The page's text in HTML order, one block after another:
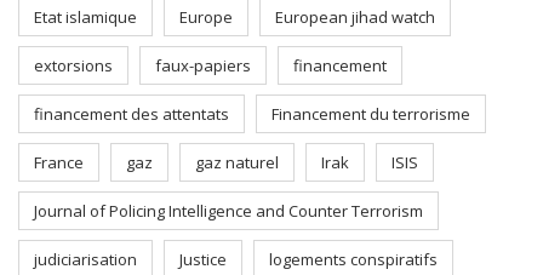
Etat islamique Europe European jihad watch
extorsions faux-papiers financement
financement des attentats Financement du terrorisme
France gaz gaz naturel Irak ISIS
Journal of Policing Intelligence and Counter Terrorism
judiciarisation Justice logements conspiratifs